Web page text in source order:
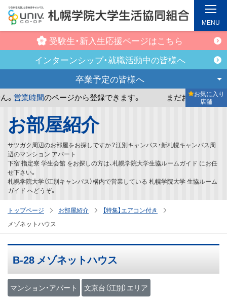
受験生・新入生応援ページはこちら
インターンシップ・就職活動中の皆様へ
卒業予定の皆様へ
間 のページから登録できます。 まだお気に入り店舗が登録
お気に入り
店舗
MENU
お部屋紹介
サツガク周辺のお部屋をお探しですか？江別キャンパス・新札幌キャンパス周
辺のマンション アパート
下宿 指定寮 学生会館 をお探しの方は、札幌学院大学生協ルームガイド にお任
せ下さい。
札幌学院大学（江別キャンパス）構内で営業している 札幌学院大学 生協ルーム
ガイド へどうぞ。
トップページ お部屋紹介
【特集】エアコン付き
メゾネットハウス
B-28 メゾネットハウス
マンション・アパート 文京台（江別）エリア